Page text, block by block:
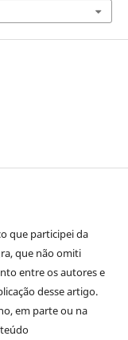
que participei da
que não omiti
entre os autores e
desse artigo.
em parte ou na